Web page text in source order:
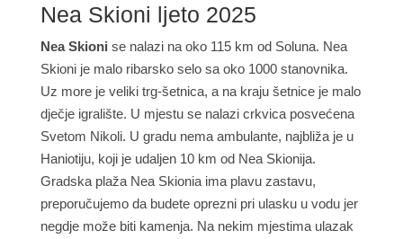
Nea Skioni ljeto 2025
Nea Skioni se nalazi na oko 115 km od Soluna. Nea
Skioni je malo ribarsko selo sa oko 1000 stanovnika.
Uz more je veliki trg-šetnica, a na kraju šetnice je malo
dječje igralište. U mjestu se nalazi crkvica posvećena
Svetom Nikoli. U gradu nema ambulante, najbliža je u
Haniotiju, koji je udaljen 10 km od Nea Skionija.
Gradska plaža Nea Skionia ima plavu zastavu,
preporučujemo da budete oprezni pri ulasku u vodu jer
negdje može biti kamenja. Na nekim mjestima ulazak